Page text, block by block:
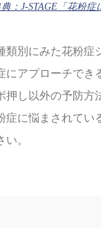
典：J-STAGE「花粉症
類別にみた花粉症
にアプローチでき
押し以外の予防方
症に悩まされてい
。